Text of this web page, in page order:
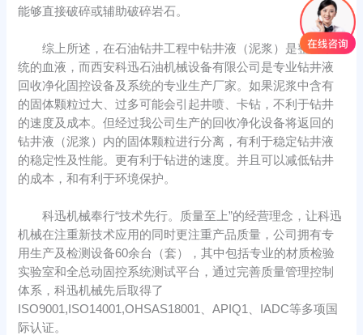
能够直接破碎或辅助破碎岩石。
综上所述，在石油钻井工程中钻井液（泥浆）是整套系
统的血液，而西安科迅石油机械设备有限公司是专业钻井液
回收净化固控设备及系统的专业生产厂家。如果泥浆中含有
的固体颗粒过大、过多可能会引起井喷、卡钻，不利于钻井
的速度及成本。但经过我公司生产的回收净化设备将返回的
钻井液（泥浆）内的固体颗粒进行分离，有利于稳定钻井液
的稳定性及性能。更有利于钻进的速度。并且可以减低钻井
的成本，和有利于环境保护。
科迅机械奉行“技术先行。质量至上”的经营理念，让科迅
机械在注重新技术应用的同时更注重产品质量，公司拥有专
用生产及检测设备60余台（套），其中包括专业的材质检验
实验室和全总动固控系统测试平台，通过完善质量管理控制
体系，科迅机械先后取得了
ISO9001,ISO14001,OHSAS18001、APIQ1、IADC等多项国
际认证。